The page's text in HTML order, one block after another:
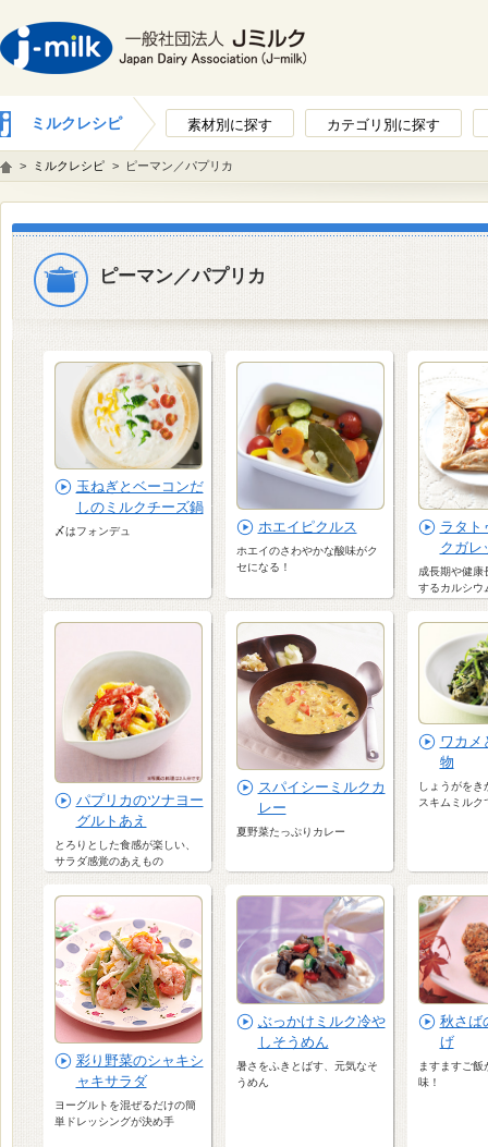
ミルクレシピ 素材別に探す カテゴリ別に探す
> ミルクレシピ > ピーマン／パプリカ
ピーマン／パプリカ
玉ねぎとベーコンだ
しのミルクチーズ鍋
〆はフォンデュ ホエイピクルス
ホエイのさわやかな酸味がク
セになる！
ラタト
クガレ
成長期や健康
するカルシウ
パプリカのツナヨー
グルトあえ
とろりとした食感が楽しい、
サラダ感覚のあえもの
スパイシーミルクカ
レー
夏野菜たっぷりカレー
ワカメ
物
しょうがをき
スキムミルク
彩り野菜のシャキシ
ャキサラダ
ヨーグルトを混ぜるだけの簡
単ドレッシングが決め手
ぶっかけミルク冷や
しそうめん
暑さをふきとばす、元気なそ
うめん
秋さば
げ
ますますご飯
味！